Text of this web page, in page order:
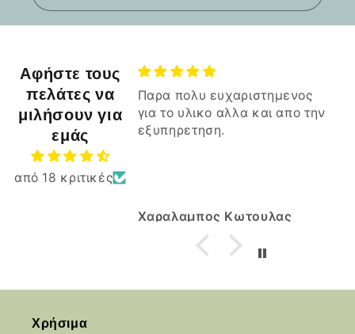
Αφήστε τους
πελάτες να
μιλήσουν για
εμάς
από 18 κριτικές
Παρα πολυ ευχαριστημενος
για το υλικο αλλα και απο την
εξυπηρετηση.
Χαραλαμπος Κωτουλας
Χρήσιμα